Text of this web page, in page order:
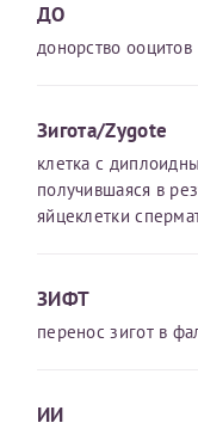
ДО
донорство ооцитов
Зигота/Zygote
клетка с
получившаяся в
яйцеклетки
ЗИФТ
перенос зигот в
ИИ
Фамилия*
Отчество*
ИНН Налогоплательщика*